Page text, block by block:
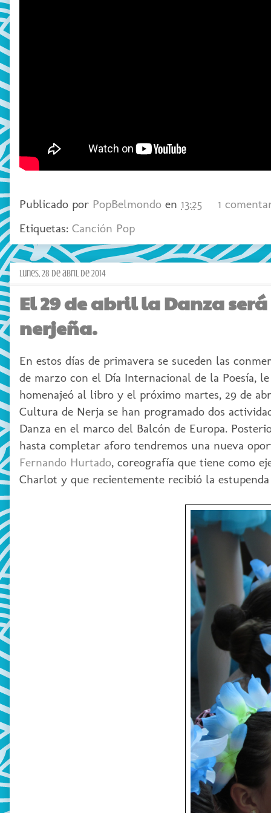
Publicado por PopBelmondo en 13:25
1
Etiquetas: Canción Pop
lunes, 28 de abril de 2014
El 29 de abril la Danza
nerjeña.
En estos días de primavera se suceden las
de marzo con el Día Internacional de la Poesía,
homenajeó al libro y el próximo martes, 29 de
Cultura de Nerja se han programado dos
Danza en el marco del Balcón de Europa.
hasta completar aforo tendremos una nueva
Fernando Hurtado, coreografía que tiene como
Charlot y que recientemente recibió la